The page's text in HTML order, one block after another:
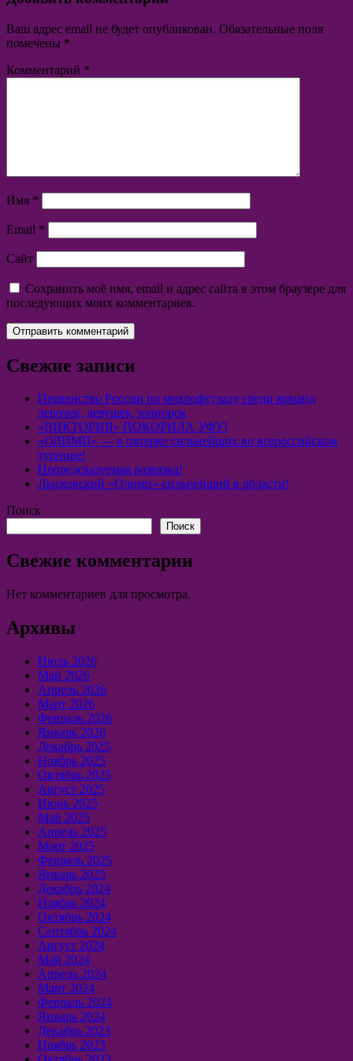
Ваш адрес email не будет опубликован. Обязательные поля
помечены *
Комментарий *
Имя *
Email *
Сайт
Сохранить моё имя, email и адрес сайта в этом браузере для
последующих моих комментариев.
Свежие записи
Первенство России по микрофутзалу среди команд
девочек, девушек, юниорок
«ВИКТОРИЯ» ПОКОРИЛА УФУ!
«ОЛИМП» — в пятерке сильнейших во всероссийском
турнире!
Непредсказуемая развязка!
Лысковский «Олимп»-сильнейший в области!
Поиск
Поиск
Свежие комментарии
Нет комментариев для просмотра.
Архивы
Июль 2026
Май 2026
Апрель 2026
Март 2026
Февраль 2026
Январь 2026
Декабрь 2025
Ноябрь 2025
Октябрь 2025
Август 2025
Июнь 2025
Май 2025
Апрель 2025
Март 2025
Февраль 2025
Январь 2025
Декабрь 2024
Ноябрь 2024
Октябрь 2024
Сентябрь 2024
Август 2024
Май 2024
Апрель 2024
Март 2024
Февраль 2024
Январь 2024
Декабрь 2023
Ноябрь 2023